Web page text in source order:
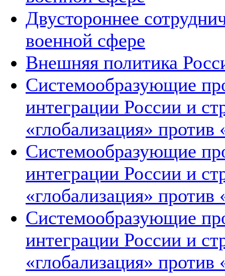
Двустороннее
военной сфере
Внешняя политика
Системообразующие
интеграции России и
«глобализация»
Системообразующие
интеграции России и
«глобализация»
Системообразующие
интеграции России и
«глобализация»